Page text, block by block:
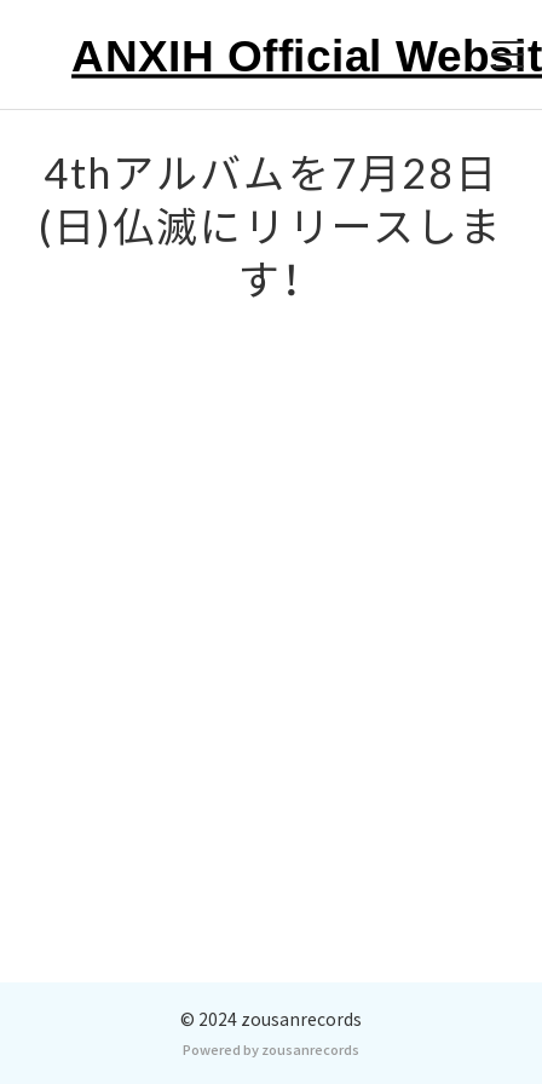
HOME
ABOUT
LIVE
4thアルバムを7月28日
(日)仏滅にリリースしま
す！
© 2024 zousanrecords
Powered by zousanrecords